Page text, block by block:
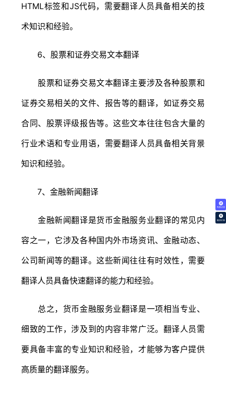
免费试译
翻译价格
HTML标签和JS代码，需要翻译人员具备相关的技
术知识和经验。
6、股票和证券交易文本翻译
股票和证券交易文本翻译主要涉及各种股票和
证券交易相关的文件、报告等的翻译，如证券交易
合同、股票评级报告等。这些文本往往包含大量的
行业术语和专业用语，需要翻译人员具备相关背景
知识和经验。
7、金融新闻翻译
金融新闻翻译是货币金融服务业翻译的常见内
容之一，它涉及各种国内外市场资讯、金融动态、
公司新闻等的翻译。这些新闻往往有时效性，需要
翻译人员具备快速翻译的能力和经验。
总之，货币金融服务业翻译是一项相当专业、
细致的工作，涉及到的内容非常广泛。翻译人员需
要具备丰富的专业知识和经验，才能够为客户提供
高质量的翻译服务。